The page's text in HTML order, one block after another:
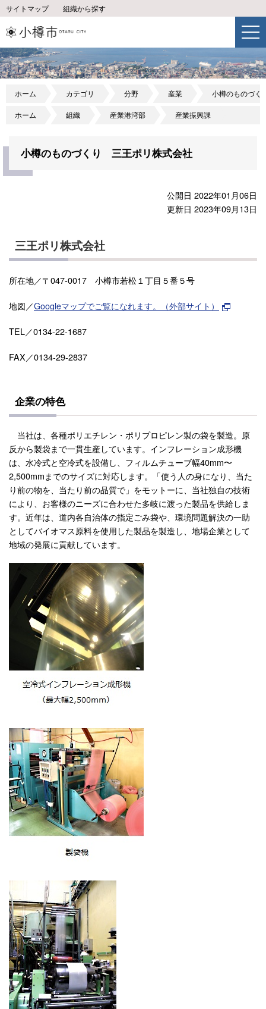
サイトマップ 組織から探す
ホーム カテゴリ 分野 産業 小樽のものづく
ホーム 組織 産業港湾部 産業振興課
小樽のものづくり 三王ポリ株式会社
公開日 2022年01月06日
更新日 2023年09月13日
三王ポリ株式会社
所在地／〒047-0017 小樽市若松１丁目５番５号
地図／Googleマップでご覧になれます。（外部サイト）
TEL／0134-22-1687
FAX／0134-29-2837
企業の特色
当社は、各種ポリエチレン・ポリプロピレン製の袋を製造。原
反から製袋まで一貫生産しています。インフレーション成形機
は、水冷式と空冷式を設備し、フィルムチューブ幅40mm〜
2,500mmまでのサイズに対応します。「使う人の身になり、当た
り前の物を、当たり前の品質で」をモットーに、当社独自の技術
により、お客様のニーズに合わせた多岐に渡った製品を供給しま
す。近年は、道内各自治体の指定ごみ袋や、環境問題解決の一助
としてバイオマス原料を使用した製品を製造し、地場企業として
地域の発展に貢献しています。